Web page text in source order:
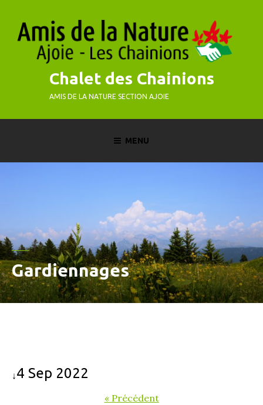
content
Chalet des Chainions
AMIS DE LA NATURE SECTION AJOIE
MENU
Gardiennages
↓4 Sep 2022
« Précédent